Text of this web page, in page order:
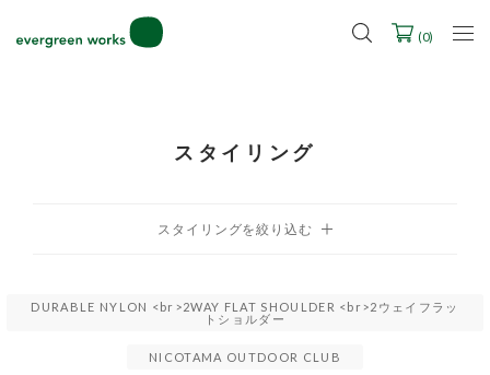
2027年ご入学用ランドセル受注会スケジュール
(0)
スタイリング
DURABLE NYLON <br>2WAY FLAT SHOULDER <br>2ウェイフラッ
トショルダー
NICOTAMA OUTDOOR CLUB